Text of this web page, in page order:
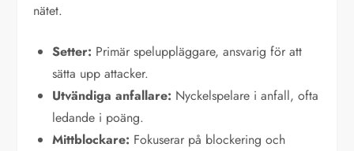
nätet.
Setter: Primär speluppläggare, ansvarig för att
sätta upp attacker.
Utvändiga anfallare: Nyckelspelare i anfall, ofta
ledande i poäng.
Mittblockare: Fokuserar på blockering och